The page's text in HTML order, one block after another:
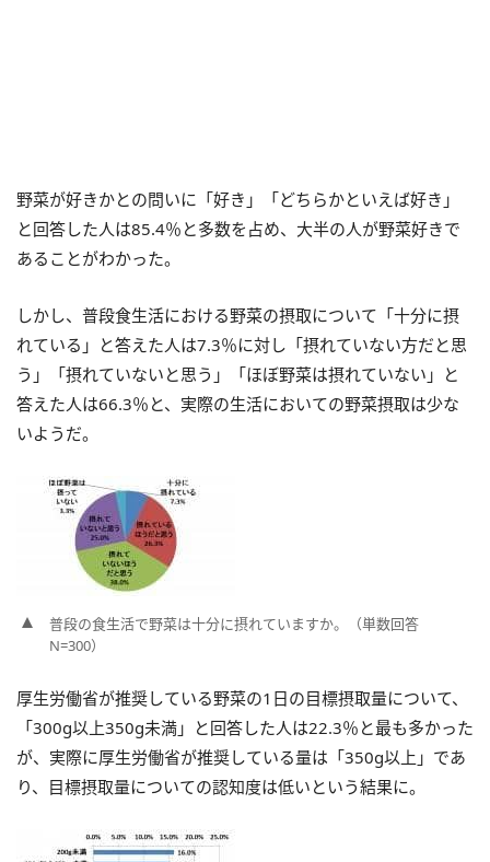
野菜が好きかとの問いに「好き」「どちらかといえば好き」
と回答した人は85.4％と多数を占め、大半の人が野菜好きで
あることがわかった。
しかし、普段食生活における野菜の摂取について「十分に摂
れている」と答えた人は7.3％に対し「摂れていない方だと思
う」「摂れていないと思う」「ほぼ野菜は摂れていない」と
答えた人は66.3％と、実際の生活においての野菜摂取は少な
いようだ。
普段の食生活で野菜は十分に摂れていますか。（単数回答
N=300）
厚生労働省が推奨している野菜の1日の目標摂取量について、
「300g以上350g未満」と回答した人は22.3％と最も多かった
が、実際に厚生労働省が推奨している量は「350g以上」であ
り、目標摂取量についての認知度は低いという結果に。